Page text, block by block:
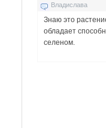
Владислава
Знаю это
обладает
селеном.